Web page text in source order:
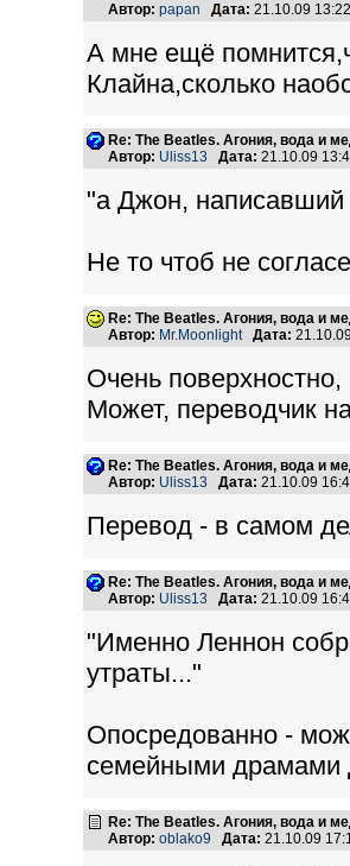
Автор: papan Дата: 21.10.09
А мне ещё
Клайна,сколько
Re: The Beatles. Агония, вода и
Автор: Uliss13 Дата: 21.10.09
"а Джон,
Не то чтоб не
Re: The Beatles. Агония, вода и
Автор: Mr.Moonlight Дата:
Очень
Может, переводчик
Re: The Beatles. Агония, вода и
Автор: Uliss13 Дата: 21.10.09
Перевод - в самом
Re: The Beatles. Агония, вода и
Автор: Uliss13 Дата: 21.10.09
"Именно Леннон
утраты..."
Опосредованно -
семейными драмами
Re: The Beatles. Агония, вода и
Автор: oblako9 Дата: 21.10.09